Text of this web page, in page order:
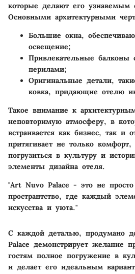
которые делают его узнавемым
Основными архитектурными
Большие окна,
освещение;
Привлекательные
перилами;
Оригинальные детали,
ковка, придающие отелю
Такое внимание к
неповторимую атмосферу, в
встраивается как бизнес, так и
притягивает не только
погрузиться в культуру и
элементы дизайна отеля.
"Art Nuvo Palace - это не
пространтство, где каждый
искусства и уюта."
С каждой деталью, продумано
Palace демонстрирует желание
гостям полное погружение в
и делает его идеальным